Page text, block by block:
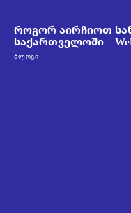
როგორ აირჩიოთ
საქართველოში –
ᲑᲚᲝᲒᲘ